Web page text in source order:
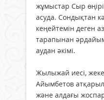
жұмыстар Сыр
асуда. Сондықтан
кеңейтемін деген
тарапынан
аудан әкімі.
Жылыжай иесі,
Айымбетов
және алдағы